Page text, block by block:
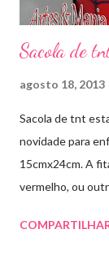
Sacola de
agosto 18, 2013
Sacola de tnt
novidade para
15cmx24cm. A
vermelho, ou